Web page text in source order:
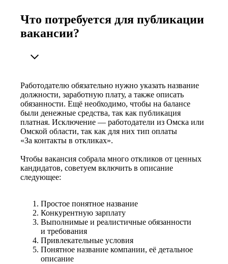
Что потребуется для публикации
вакансии?
Работодателю обязательно нужно указать название
должности, заработную плату, а также описать
обязанности. Ещё необходимо, чтобы на балансе
были денежные средства, так как публикация
платная. Исключение — работодатели из Омска или
Омской области, так как для них тип оплаты
«За контакты в откликах».
Чтобы вакансия собрала много откликов от ценных
кандидатов, советуем включить в описание
следующее:
Простое понятное название
Конкурентную зарплату
Выполнимые и реалистичные обязанности
и требования
Привлекательные условия
Понятное название компании, её детальное
описание